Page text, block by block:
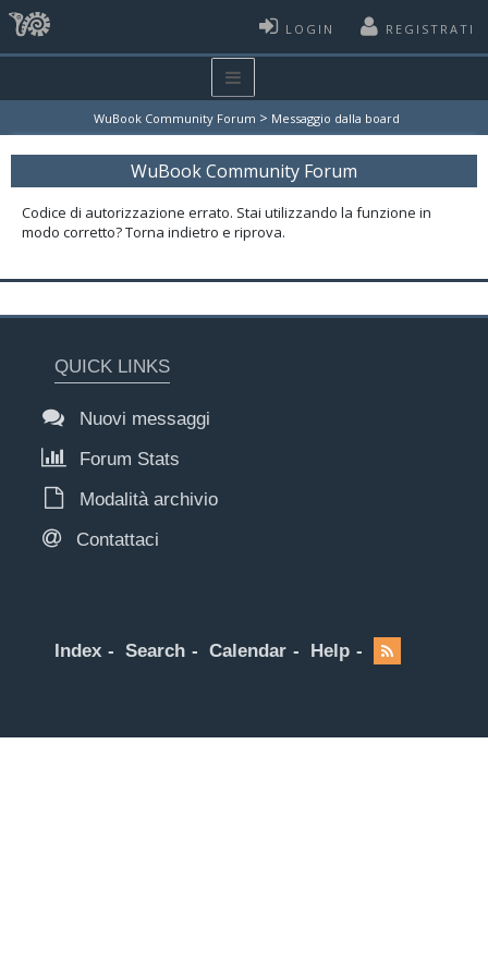
LOGIN REGISTRATI
WuBook Community Forum > Messaggio dalla board
WuBook Community Forum
Codice di autorizzazione errato. Stai utilizzando la funzione in
modo corretto? Torna indietro e riprova.
QUICK LINKS
Nuovi messaggi
Forum Stats
Modalità archivio
Contattaci
Index Search Calendar Help